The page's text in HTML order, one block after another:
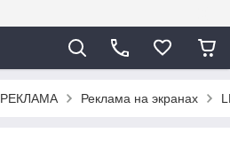
РЕКЛАМА Реклама на экранах